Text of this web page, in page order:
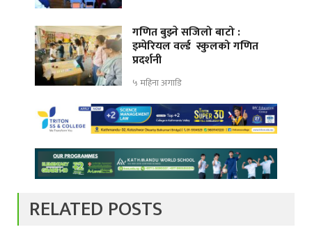
गणित बुझ्ने सजिलो बाटो :
इम्पेरियल वर्ल्ड स्कुलको गणित
प्रदर्शनी
५ महिना अगाडि
RELATED POSTS